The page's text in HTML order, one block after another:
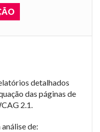
detalhados
das páginas de
2.1.
de: